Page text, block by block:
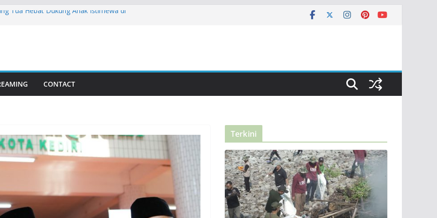
Tua Hebat Dukung Anak Istimewa di
Barat Berkelanjutan
LDII Cianjur: Yunara Resmi
Penguatan Moderasi Beragama
Nyata LDII Cianjur Dalam Menjaga
CONTACT
Terkini